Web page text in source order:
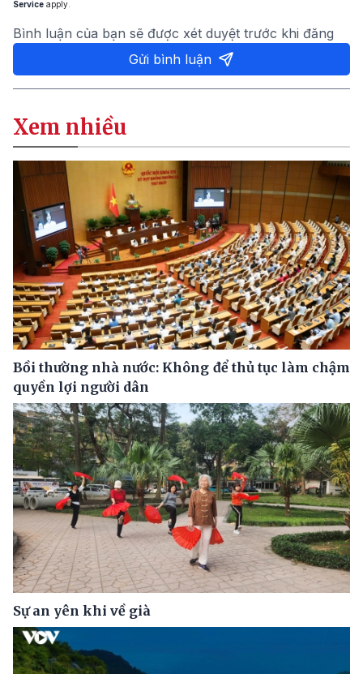
Service apply.
Bình luận của bạn sẽ được xét duyệt trước khi đăng
Gửi bình luận
Xem nhiều
Bồi thường nhà nước: Không để thủ tục làm chậm
quyền lợi người dân
Sự an yên khi về già